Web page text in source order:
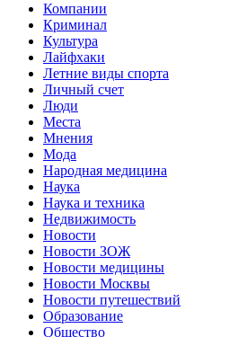
Компании
Криминал
Культура
Лайфхаки
Летние виды спорта
Личный счет
Люди
Места
Мнения
Мода
Народная медицина
Наука
Наука и техника
Недвижимость
Новости
Новости ЗОЖ
Новости медицины
Новости Москвы
Новости путешествий
Образование
Общество